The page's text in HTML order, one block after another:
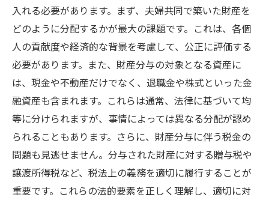
入れる必要があります。まず、夫婦共同で築いた財産を
どのように分配するかが最大の課題です。これは、各個
人の貢献度や経済的な背景を考慮して、公正に評価する
必要があります。また、財産分与の対象となる資産に
は、現金や不動産だけでなく、退職金や株式といった金
融資産も含まれます。これらは通常、法律に基づいて均
等に分けられますが、事情によっては異なる分配が認め
られることもあります。さらに、財産分与に伴う税金の
問題も見逃せません。分与された財産に対する贈与税や
譲渡所得税など、税法上の義務を適切に履行することが
重要です。これらの法的要素を正しく理解し、適切に対